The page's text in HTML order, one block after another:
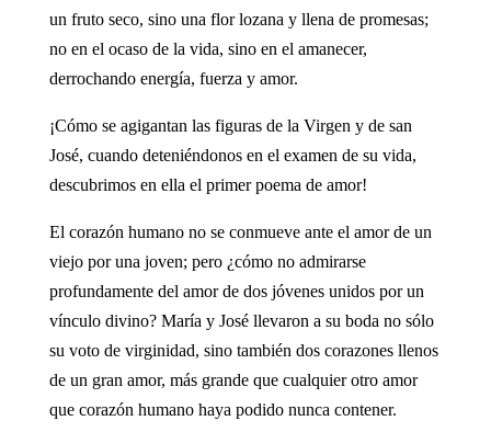
un fruto seco, sino una flor lozana y llena de promesas;
no en el ocaso de la vida, sino en el amanecer,
derrochando energía, fuerza y amor.
¡Cómo se agigantan las figuras de la Virgen y de san
José, cuando deteniéndonos en el examen de su vida,
descubrimos en ella el primer poema de amor!
El corazón humano no se conmueve ante el amor de un
viejo por una joven; pero ¿cómo no admirarse
profundamente del amor de dos jóvenes unidos por un
vínculo divino? María y José llevaron a su boda no sólo
su voto de virginidad, sino también dos corazones llenos
de un gran amor, más grande que cualquier otro amor
que corazón humano haya podido nunca contener.